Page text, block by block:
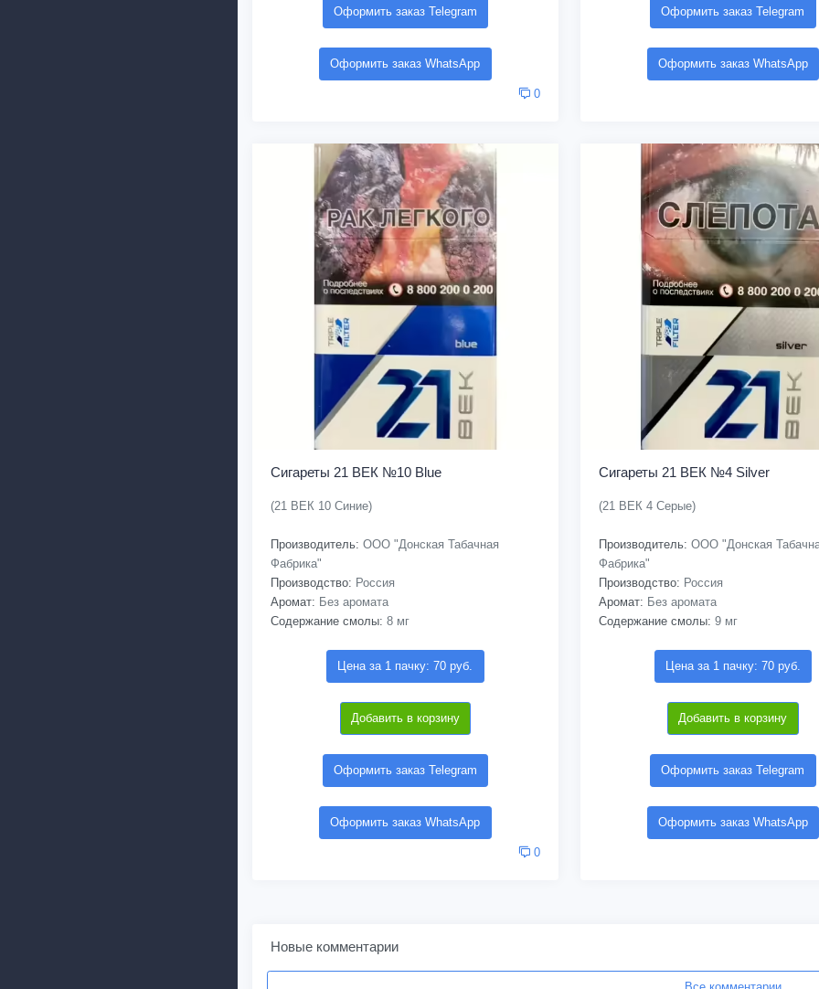
Оформить заказ Telegram
Оформить заказ WhatsApp
0
Оформить заказ Telegram
Оформить заказ WhatsApp
Сигареты 21 ВЕК №10 Blue
(21 ВЕК 10 Синие)
Производитель: ООО "Донская Табачная
Фабрика"
Производство: Россия
Аромат: Без аромата
Содержание смолы: 8 мг
Цена за 1 пачку: 70 руб.
Добавить в корзину
Оформить заказ Telegram
Оформить заказ WhatsApp
0
Сигареты 21 ВЕК №4 Silver
(21 ВЕК 4 Серые)
Производитель: ООО "Донская
Фабрика"
Производство: Россия
Аромат: Без аромата
Содержание смолы: 9 мг
Цена за 1 пачку: 70 руб.
Добавить в корзину
Оформить заказ Telegram
Оформить заказ WhatsApp
Новые комментарии